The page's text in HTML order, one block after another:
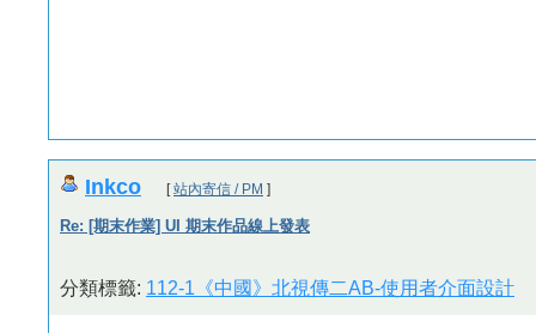
Inkco [站內寄信 / PM ]
Re: [期末作業] UI 期末作品線上發表
分類標籤: 112-1《中國》北視傳二AB-使用者介面設計